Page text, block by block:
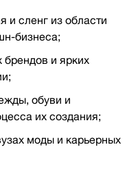
и сленг из области
бизнеса;
и ярких
обуви и
их создания;
моды и карьерных